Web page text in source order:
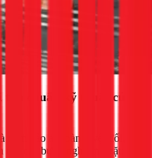
chuẩn kỹ thuật của
đảm bảo an toàn tuyệt đối,
thủ các bước nghiêm ngặt: